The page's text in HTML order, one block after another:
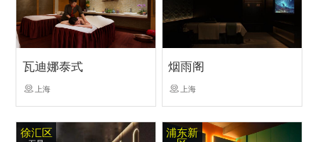
瓦迪娜泰式
上海
烟雨阁
上海
徐汇区
浦东新